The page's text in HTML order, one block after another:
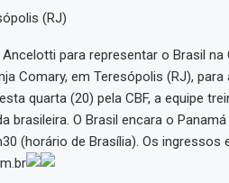
(RJ)
para representar o Brasil na
Comary, em Teresópolis (RJ), para
quarta (20) pela CBF, a equipe
brasileira. O Brasil encara o
(horário de Brasília). Os ingressos